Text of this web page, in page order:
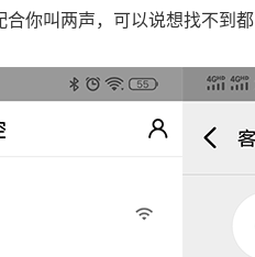
你叫两声，可以说想找不到都